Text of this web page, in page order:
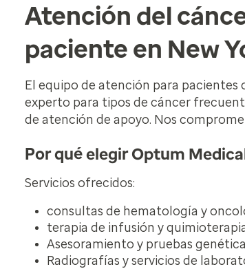
Atención del
paciente en New
El equipo de atención para
experto para tipos de cáncer
de atención de apoyo. Nos
Por qué elegir Optum
Servicios ofrecidos:
consultas de hematología y
terapia de infusión y
Asesoramiento y pruebas
Radiografías y servicios de